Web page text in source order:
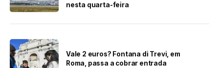
nesta quarta-feira
Vale 2 euros? Fontana di Trevi, em
Roma, passa a cobrar entrada